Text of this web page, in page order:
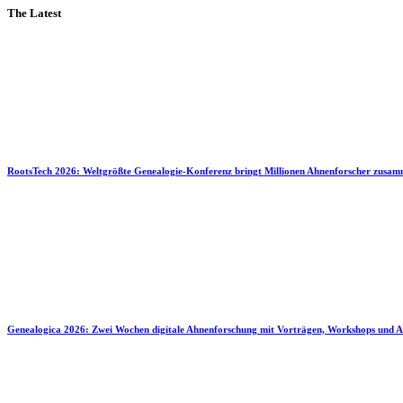
The Latest
RootsTech 2026: Weltgrößte Genealogie-Konferenz bringt Millionen Ahnenforscher
Genealogica 2026: Zwei Wochen digitale Ahnenforschung mit Vorträgen, Workshops und